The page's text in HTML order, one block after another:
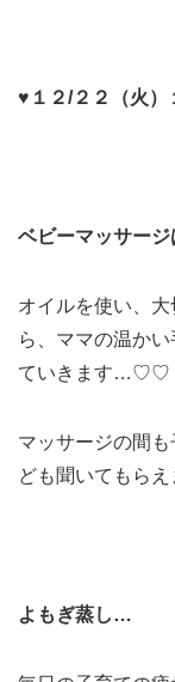
♥１２/２２（火
ベビーマッサー
オイルを使い、
ら、ママの温かい
ていきます…♡♡
マッサージの間
ども聞いてもら
よもぎ蒸し…